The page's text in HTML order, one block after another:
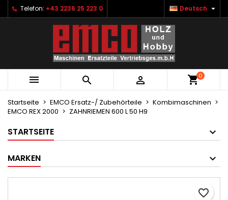
Telefon: +43 2236 25 223 0 Deutsch 
   0
Startseite EMCO Ersatz-/ Zubehörteile
Kombimaschinen
EMCO REX 2000
ZAHNRIEMEN 600 L 50 H9
STARTSEITE
MARKEN
favorite_border
Ihre Wunschlisten ×
Neue Liste anlegen
Wunschliste erstellen ×
Name der Wunschliste
Abbrechen Wunschliste erstellen
Anmelden ×
Sie müssen angemeldet sein, um Artikel Ihrer
Wunschliste hinzufügen zu können.
Abbrechen Anmelden